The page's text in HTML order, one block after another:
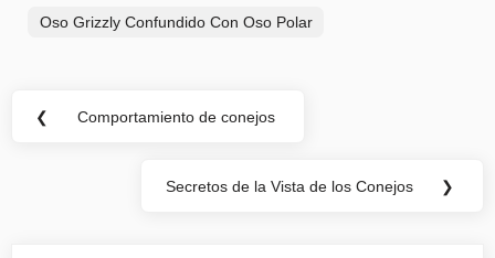
Oso Grizzly Confundido Con Oso Polar
Navegación
❮
Previous
Comportamiento de conejos
Next
Secretos de la Vista de los Conejos ❯